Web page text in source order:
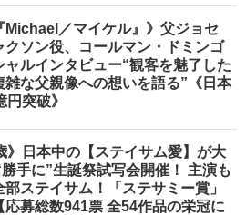
Michael／マイケル』》父ジョセ
クソン役、コールマン・ドミンゴ
ャルインタビュー“観客を魅了した
雑な父親像への想いを語る”《日本
突破》
》日本中の【ステイサム愛】が大
手に”生誕祭試写会開催！ 主演も
部ステイサム！「ステサミー賞」
応募総数941票 全54作品の栄冠に